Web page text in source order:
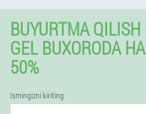
BUYURTMA
GEL BUXORODA
50%
Ismingizni kiriting